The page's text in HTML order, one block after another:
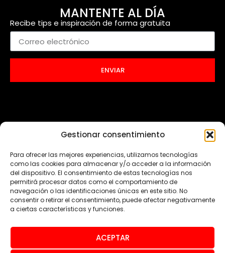
Gestionar consentimiento
Para ofrecer las mejores experiencias, utilizamos tecnologías
como las cookies para almacenar y/o acceder a la información
del dispositivo. El consentimiento de estas tecnologías nos
permitirá procesar datos como el comportamiento de
navegación o las identificaciones únicas en este sitio. No
consentir o retirar el consentimiento, puede afectar negativamente
a ciertas características y funciones.
ACEPTAR
MANTENTE AL DÍA
Recibe tips e inspiración de forma gratuita
ENVIAR
© Todos los derechos reservados 2024